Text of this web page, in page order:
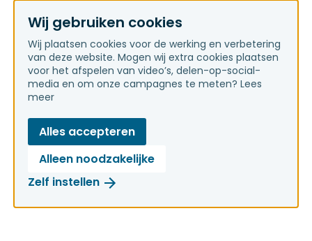
Wij gebruiken cookies
Wij plaatsen cookies voor de werking en verbetering
van deze website. Mogen wij extra cookies plaatsen
voor het afspelen van video’s, delen-op-social-
media en om onze campagnes te meten? Lees
meer
Alles accepteren
Alleen noodzakelijke
Zelf instellen